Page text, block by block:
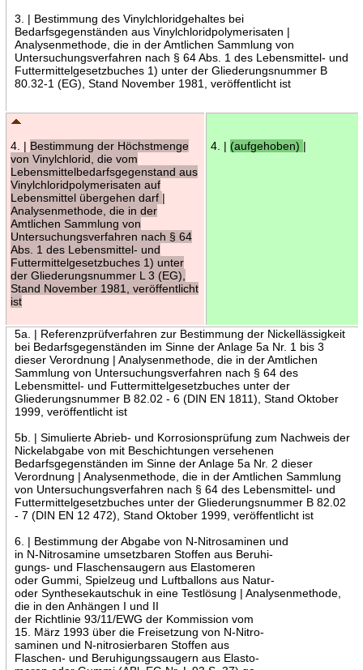
3. | Bestimmung des Vinylchloridgehaltes bei
Bedarfsgegenständen aus Vinylchloridpolymerisaten |
Analysenmethode, die in der Amtlichen Sammlung von
Untersuchungsverfahren nach § 64 Abs. 1 des Lebensmittel- und
Futtermittelgesetzbuches 1) unter der Gliederungsnummer B
80.32-1 (EG), Stand November 1981, veröffentlicht ist
4. | Bestimmung der Höchstmenge
von Vinylchlorid, die vom
Lebensmittelbedarfsgegenstand aus
Vinylchloridpolymerisaten auf
Lebensmittel übergehen darf |
Analysenmethode, die in der
Amtlichen Sammlung von
Untersuchungsverfahren nach § 64
Abs. 1 des Lebensmittel- und
Futtermittelgesetzbuches 1) unter
der Gliederungsnummer L 3 (EG),
Stand November 1981, veröffentlicht
ist
4. | (aufgehoben) |
5a. | Referenzprüfverfahren zur Bestimmung der Nickellässigkeit
bei Bedarfsgegenständen im Sinne der Anlage 5a Nr. 1 bis 3
dieser Verordnung | Analysenmethode, die in der Amtlichen
Sammlung von Untersuchungsverfahren nach § 64 des
Lebensmittel- und Futtermittelgesetzbuches unter der
Gliederungsnummer B 82.02 - 6 (DIN EN 1811), Stand Oktober
1999, veröffentlicht ist
5b. | Simulierte Abrieb- und Korrosionsprüfung zum Nachweis der
Nickelabgabe von mit Beschichtungen versehenen
Bedarfsgegenständen im Sinne der Anlage 5a Nr. 2 dieser
Verordnung | Analysenmethode, die in der Amtlichen Sammlung
von Untersuchungsverfahren nach § 64 des Lebensmittel- und
Futtermittelgesetzbuches unter der Gliederungsnummer B 82.02
- 7 (DIN EN 12 472), Stand Oktober 1999, veröffentlicht ist
6. | Bestimmung der Abgabe von N-Nitrosaminen und
in N-Nitrosamine umsetzbaren Stoffen aus Beruhi-
gungs- und Flaschensaugern aus Elastomeren
oder Gummi, Spielzeug und Luftballons aus Natur-
oder Synthesekautschuk in eine Testlösung | Analysenmethode,
die in den Anhängen I und II
der Richtlinie 93/11/EWG der Kommission vom
15. März 1993 über die Freisetzung von N-Nitro-
saminen und N-nitrosierbaren Stoffen aus
Flaschen- und Beruhigungssaugern aus Elasto-